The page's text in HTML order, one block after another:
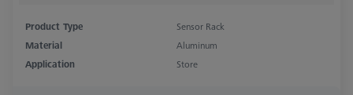
Product Type
Sensor Rack
Material
Aluminum
Application
Store